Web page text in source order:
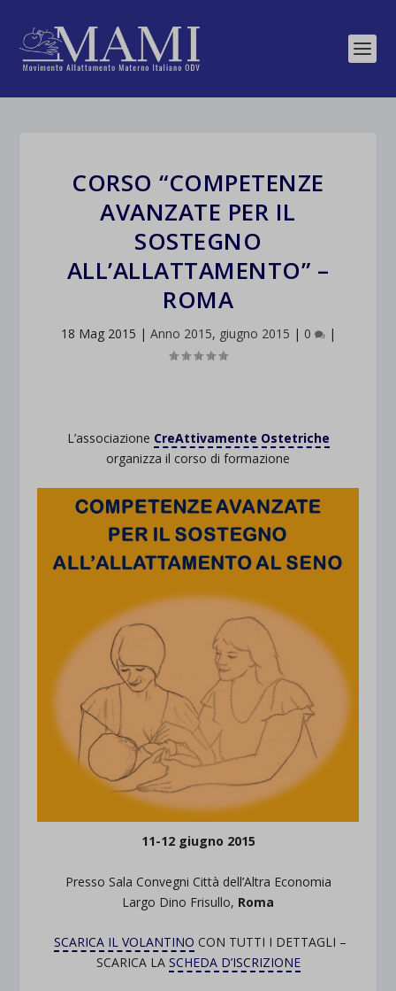
CORSO “COMPETENZE
AVANZATE PER IL
SOSTEGNO
ALL’ALLATTAMENTO” –
ROMA
18 Mag 2015 | Anno 2015, giugno 2015 | 0 |
L’associazione CreAttivamente Ostetriche
organizza il corso di formazione
11-12 giugno 2015
Presso Sala Convegni Città dell’Altra Economia
Largo Dino Frisullo, Roma
SCARICA IL VOLANTINO CON TUTTI I DETTAGLI –
SCARICA LA SCHEDA D’ISCRIZIONE